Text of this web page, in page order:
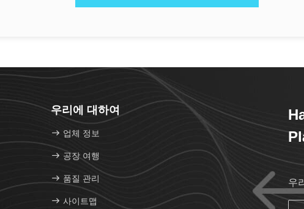
우리에 대하여
업체 정보
공장 여행
품질 관리
사이트맵
우